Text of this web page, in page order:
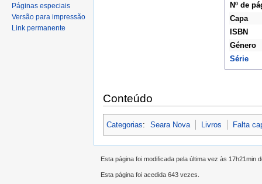
Nº de
Capa
ISBN
Género
Série
Conteúdo
Categorias: Seara Nova Livros Falta
Páginas especiais
Versão para impressão
Link permanente
Esta página foi modificada pela última vez às 17h21min
Esta página foi acedida 643 vezes.